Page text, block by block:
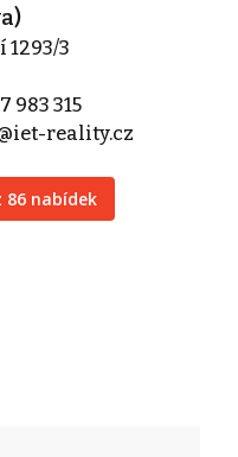
1293/3
983 315
reality.cz
86 nabídek